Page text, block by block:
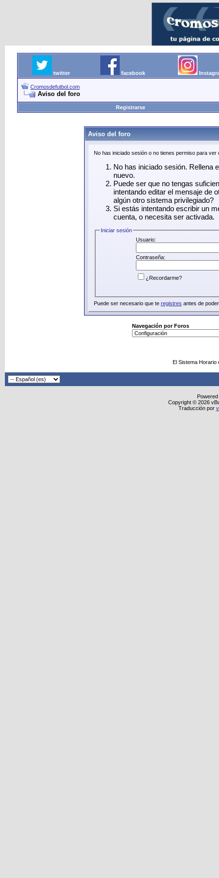
twitter facebook
Cromosdefutbol.com
Aviso del foro
Registrarse
Aviso del foro
No has iniciado sesión o no tienes permiso para
No has iniciado sesión. Rellena
nuevo.
Puede ser que no tengas
intentando editar el mensaje de
algún otro sistema privilegiado?
Si estás intentando escribir un
cuenta, o necesita ser activada.
Iniciar sesión
Usuario:
Contraseña:
¿Recordarme?
Puede ser necesario que te registres antes de
Navegación por Foros
El Sistema
Copyright © 2026
Traducción por